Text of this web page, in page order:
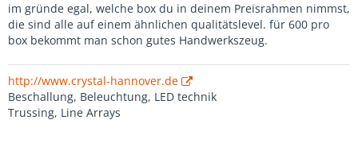
im gründe egal, welche box du in deinem Preisrahmen nimmst,
die sind alle auf einem ähnlichen qualitätslevel. für 600 pro
box bekommt man schon gutes Handwerkszeug.
http://www.crystal-hannover.de
Beschallung, Beleuchtung, LED technik
Trussing, Line Arrays